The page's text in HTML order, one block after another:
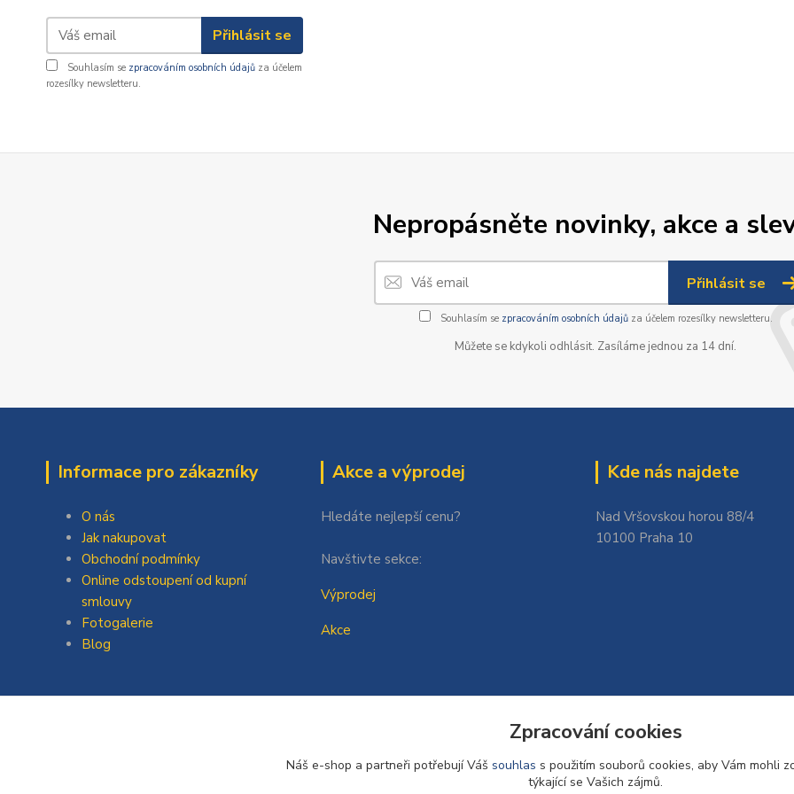
Přihlásit se
Souhlasím se zpracováním osobních údajů za účelem
rozesílky newsletteru.
Nepropásněte novinky, akce a
Přihlásit se
Souhlasím se zpracováním osobních údajůza účelem rozesílky newsletteru.
Můžete se kdykoli odhlásit. Zasíláme jednou za 14 dní.
Informace pro zákazníky
O nás
Jak nakupovat
Obchodní podmínky
Online odstoupení od kupní
smlouvy
Fotogalerie
Blog
Akce a výprodej
Hledáte nejlepší cenu?
Navštivte sekce:
Výprodej
Akce
Kde nás najdete
Nad Vršovskou horou 88/4
10100 Praha 10
Zpracování cookies
Náš e-shop a partneři potřebují Váš souhlas s použitím souborů cookies, aby Vám mohli
týkající se Vašich zájmů.